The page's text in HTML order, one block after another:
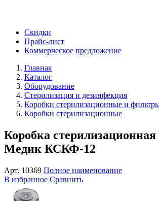
Скидки
Прайс-лист
Коммерческое предложение
Главная
Каталог
Оборудование
Стерилизация и дезинфекция
Коробки стерилизационные и
Коробки стерилизационные
Коробка
Медик КСКФ-12
Арт. 10369 Полное наименование
В избранное Сравнить